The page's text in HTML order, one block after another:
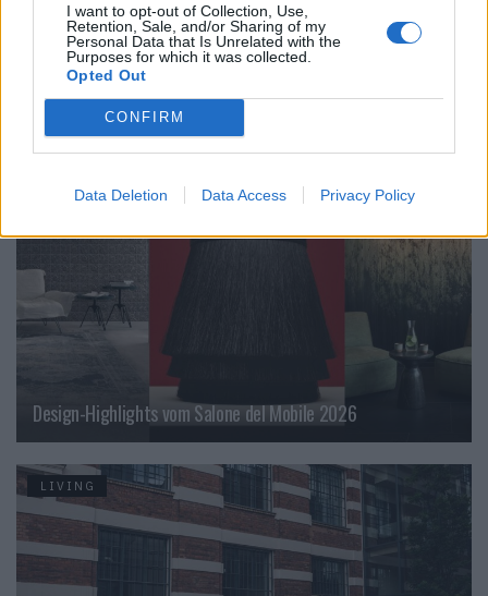
I want to opt-out of Collection, Use,
Retention, Sale, and/or Sharing of my
Personal Data that Is Unrelated with the
Purposes for which it was collected.
Opted Out
CONFIRM
Data Deletion Data Access Privacy Policy
Mineralstoffe einfach erklärt: Warum dein Körper sie
braucht
LIVING
Design-Highlights vom Salone del Mobile 2026
LIVING